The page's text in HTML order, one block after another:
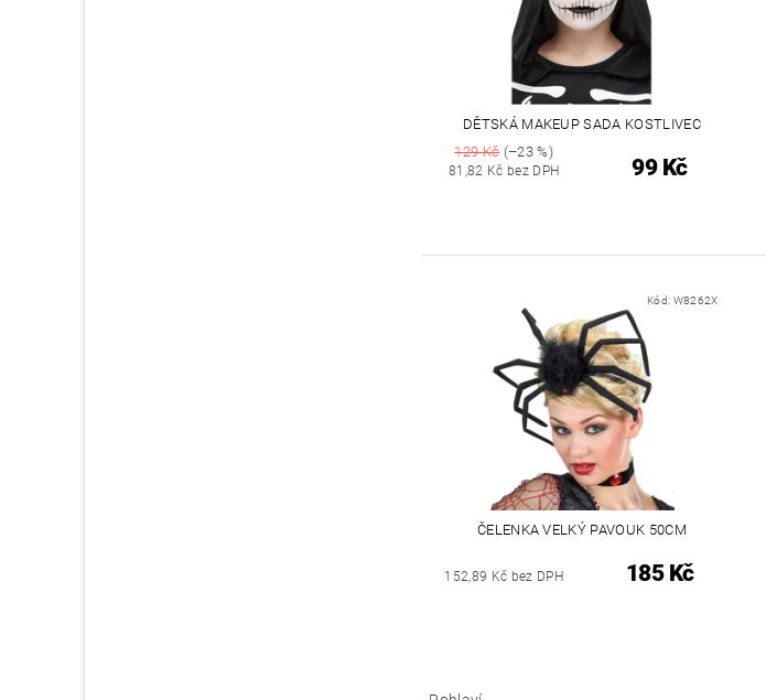
DĚTSKÁ MAKEUP SADA KOSTLIVEC
129 Kč(–23 %)
81,82 Kč bez DPH 99 Kč
Kód: W8262X
ČELENKA VELKÝ PAVOUK 50CM
152,89 Kč bez DPH 185 Kč